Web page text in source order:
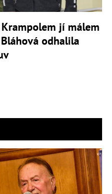
jí málem
odhalila